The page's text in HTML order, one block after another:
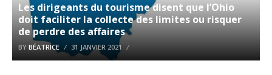
Les dirigeants du tourisme disent que l’Ohio
doit faciliter la collecte des limites ou risquer
de perdre des affaires
BY BÉATRICE 31 JANVIER 2021